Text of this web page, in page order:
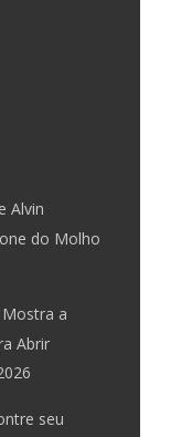
Alvin
do Molho
a
Abrir
seu